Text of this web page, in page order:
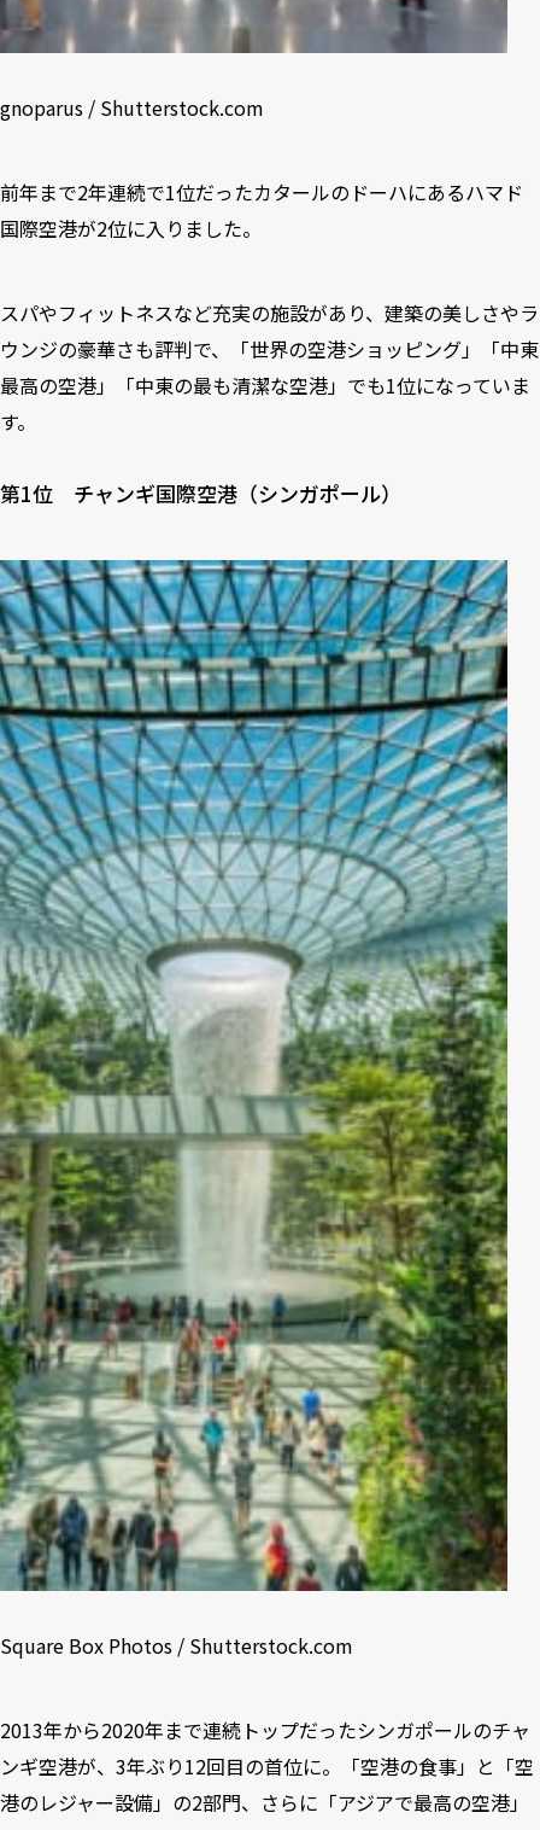
gnoparus / Shutterstock.com
前年まで2年連続で1位だったカタールのドーハにあるハマド
国際空港が2位に入りました。
スパやフィットネスなど充実の施設があり、建築の美しさやラ
ウンジの豪華さも評判で、「世界の空港ショッピング」「中東
最高の空港」「中東の最も清潔な空港」でも1位になっていま
す。
第1位 チャンギ国際空港（シンガポール）
Square Box Photos / Shutterstock.com
2013年から2020年まで連続トップだったシンガポールのチャ
ンギ空港が、3年ぶり12回目の首位に。「空港の食事」と「空
港のレジャー設備」の2部門、さらに「アジアで最高の空港」